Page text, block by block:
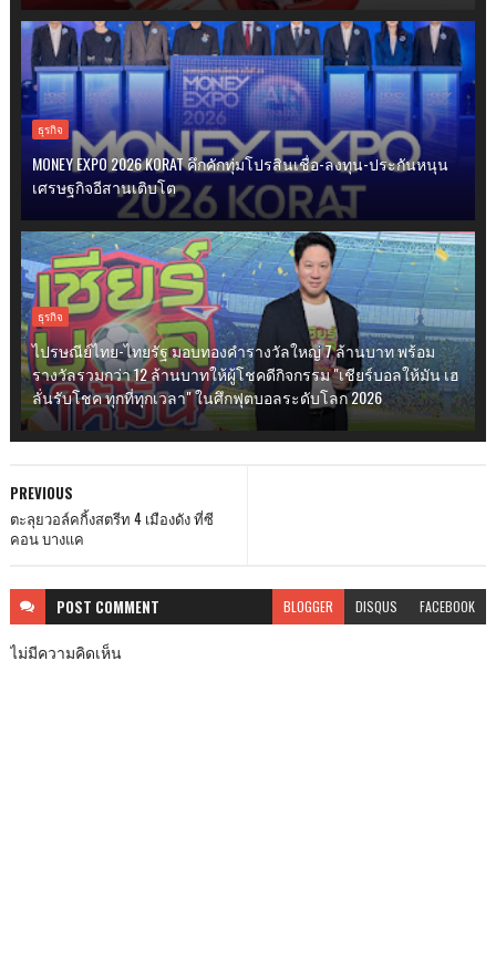
ธุรกิจ
MONEY EXPO 2026 KORAT คึกคักทุ่มโปรสินเชื่อ-ลงทุน-ประกันหนุน
เศรษฐกิจอีสานเติบโต
ธุรกิจ
ไปรษณีย์ไทย-ไทยรัฐ มอบทองคำรางวัลใหญ่ 7 ล้านบาท พร้อม
รางวัลรวมกว่า 12 ล้านบาทให้ผู้โชคดีกิจกรรม "เชียร์บอลให้มัน เฮ
ลั่นรับโชค ทุกที่ทุกเวลา" ในศึกฟุตบอลระดับโลก 2026
PREVIOUS
ตะลุยวอล์คกิ้งสตรีท 4 เมืองดัง ที่ซี
คอน บางแค
POST COMMENT BLOGGER DISQUS FACEBOOK
ไม่มีความคิดเห็น